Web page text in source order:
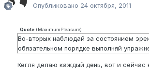
Опубликовано 24 октября, 2011
Quote (MaximumPleasure)
Во-вторых наблюдай за состоянием
обязательном порядке выполняй
Кегля делаю каждый день, вот и сейчас